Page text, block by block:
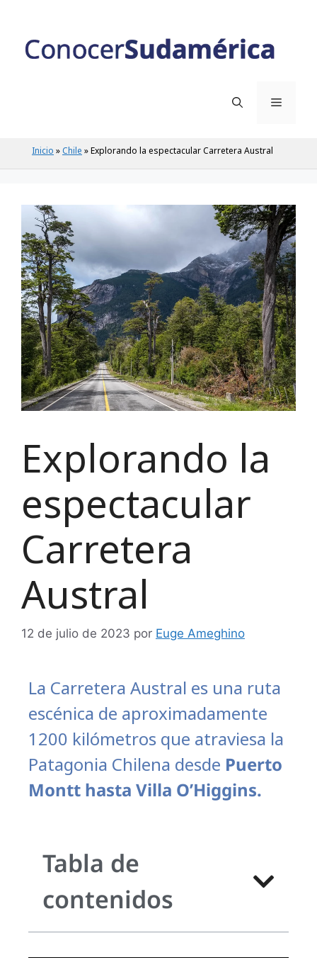
Inicio »Chile »Explorando la espectacular Carretera Austral
Explorando la
espectacular
Carretera
Austral
12 de julio de 2023 por Euge Ameghino
La Carretera Austral es una ruta
escénica de aproximadamente
1200 kilómetros que atraviesa la
Patagonia Chilena desde Puerto
Montt hasta Villa O’Higgins.
Tabla de
contenidos